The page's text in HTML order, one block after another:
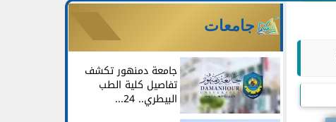
جامعات
جامعة دمنهور تكشف
تفاصيل كلية الطب
البيطري.. 24...